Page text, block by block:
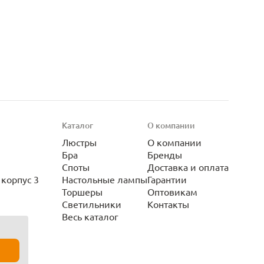
3
Каталог
Люстры
Бра
Споты
Настольные лампы
Торшеры
Светильники
Весь каталог
О компании
О компании
Бренды
Доставка и оплата
Гарантии
Оптовикам
Контакты